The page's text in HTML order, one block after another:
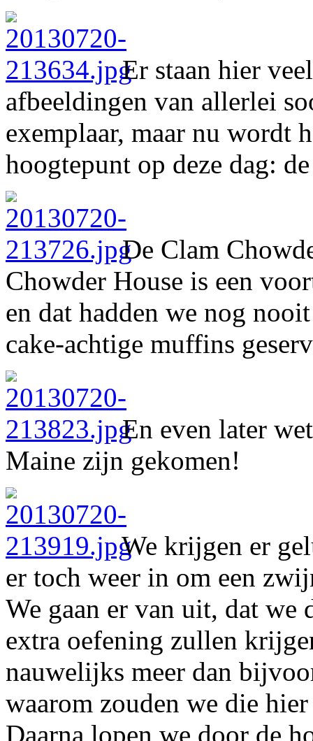
Er staan hier
afbeeldingen van allerlei
exemplaar, maar nu wordt
hoogtepunt op deze dag:
De Clam
Chowder House is een
en dat hadden we nog
cake-achtige muffins
En even later
Maine zijn gekomen!
We krijgen er
er toch weer in om een
We gaan er van uit, dat we
extra oefening zullen
nauwelijks meer dan
waarom zouden we die hier
Daarna lopen we door de